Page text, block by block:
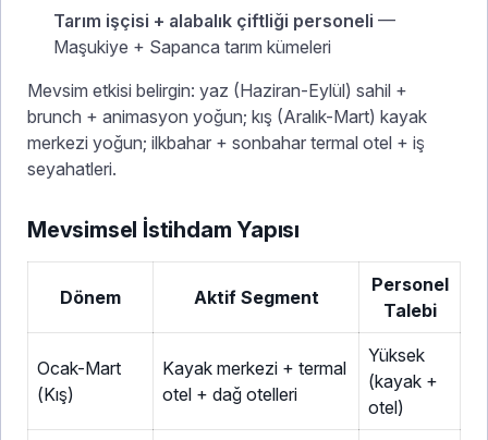
Tarım işçisi + alabalık çiftliği personeli —
Maşukiye + Sapanca tarım kümeleri
Mevsim etkisi belirgin: yaz (Haziran-Eylül) sahil +
brunch + animasyon yoğun; kış (Aralık-Mart) kayak
merkezi yoğun; ilkbahar + sonbahar termal otel + iş
seyahatleri.
Mevsimsel İstihdam Yapısı
Dönem Aktif Segment
Personel
Talebi
Ocak-Mart
(Kış)
Kayak merkezi + termal
otel + dağ otelleri
Yüksek
(kayak +
otel)